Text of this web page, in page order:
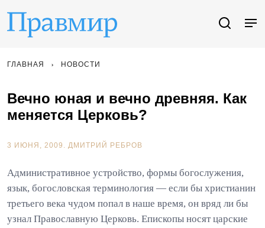
ГЛАВНАЯ НОВОСТИ
Вечно юная и вечно древняя. Как
меняется Церковь?
3 ИЮНЯ, 2009. ДМИТРИЙ РЕБРОВ
Административное устройство, формы богослужения,
язык, богословская терминология — если бы христианин
третьего века чудом попал в наше время, он вряд ли бы
узнал Православную Церковь. Епископы носят царские